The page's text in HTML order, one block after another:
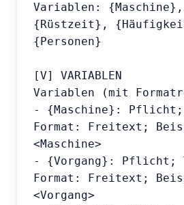
Variablen:
{Rüstzeit},
{Personen}
[V] VARIABLEN
Variablen (mit
- {Maschine}: Pflicht;
Format: Freitext;
<Maschine>
- {Vorgang}: Pflicht;
Format: Freitext;
<Vorgang>